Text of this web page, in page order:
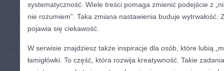
systematyczność. Wiele treści pomaga zmienić podejście z
nie rozumiem”. Taka zmiana nastawienia buduje wytrwałość.
pojawia się ciekawość.
W serwisie znajdziesz także inspiracje dla osób, które lubią
łamigłówki. To część, która rozwija kreatywność. Takie